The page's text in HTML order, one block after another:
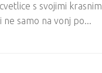
s svojimi
ne samo na vonj po...